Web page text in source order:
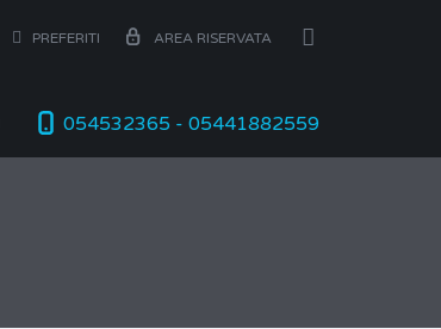
PREFERITI AREA RISERVATA
054532365 - 05441882559